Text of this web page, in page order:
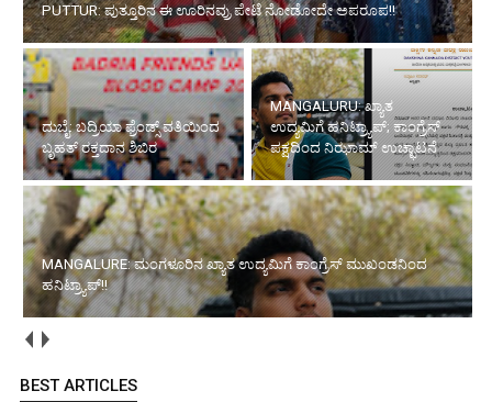
PUTTUR: ಪುತ್ತೂರಿನ ಈ ಊರಿನವ್ರು ಪೇಟೆ ನೋಡೋದೇ ಅಪರೂಪ!!
ದುಬೈ: ಬದ್ರಿಯಾ ಫ್ರೆಂಡ್ಸ್ ವತಿಯಿಂದ
ಬೃಹತ್ ರಕ್ತದಾನ ಶಿಬಿರ
MANGALURU: ಖ್ಯಾತ
ಉದ್ಯಮಿಗೆ ಹನಿಟ್ರ್ಯಾಪ್; ಕಾಂಗ್ರೆಸ್
ಪಕ್ಷದಿಂದ ನಿಝಾಮ್ ಉಚ್ಛಾಟನೆ
MANGALURE: ಮಂಗಳೂರಿನ ಖ್ಯಾತ ಉದ್ಯಮಿಗೆ ಕಾಂಗ್ರೆಸ್ ಮುಖಂಡನಿಂದ
ಹನಿಟ್ರ್ಯಾಪ್!!
BEST ARTICLES